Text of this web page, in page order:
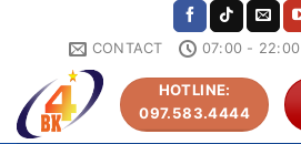
CONTACT 07:00 - 22:00
HOTLINE:
097.583.4444